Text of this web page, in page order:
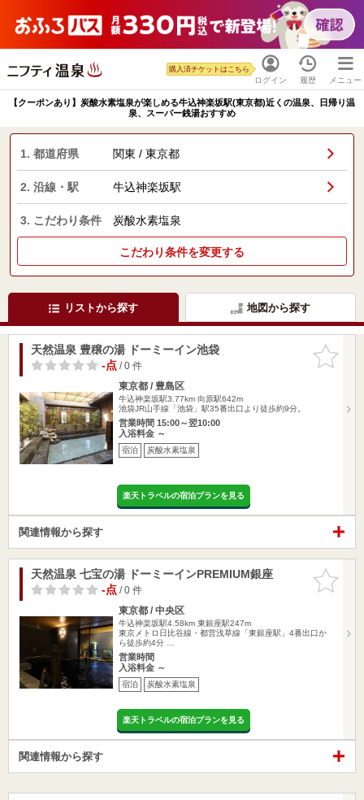
ログイン
購入済チケットはこちら
履歴 メニュー
【クーポンあり】炭酸水素塩泉が楽しめる牛込神楽坂駅(東京都)近くの温泉、日帰り温
泉、スーパー銭湯おすすめ
1. 都道府県 関東 / 東京都
2. 沿線・駅 牛込神楽坂駅
3. こだわり条件 炭酸水素塩泉
こだわり条件を変更する
リストから探す 地図から探す
お気に入
りに追加
天然温泉 豊穣の湯 ドーミーイン池袋
-点/ 0 件
東京都 / 豊島区
牛込神楽坂駅3.77km 向原駅642m
池袋JR山手線「池袋」駅35番出口より徒歩約9分。
営業時間 15:00～翌10:00
入浴料金 ～
宿泊 炭酸水素塩泉
楽天トラベルの宿泊プランを見る
関連情報から探す
お気に入
りに追加
天然温泉 七宝の湯 ドーミーインPREMIUM銀座
-点/ 0 件
東京都 / 中央区
牛込神楽坂駅4.58km 東銀座駅247m
東京メトロ日比谷線・都営浅草線「東銀座駅」4番出口か
ら徒歩約4分 …
営業時間
入浴料金 ～
宿泊 炭酸水素塩泉
楽天トラベルの宿泊プランを見る
関連情報から探す